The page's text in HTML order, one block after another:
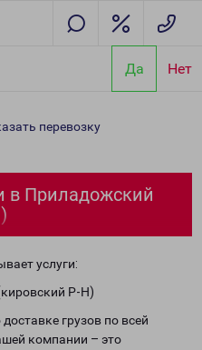
Да Нет
перевозку
в Приладожский
услуги:
Р-Н)
грузов по всей
компании – это